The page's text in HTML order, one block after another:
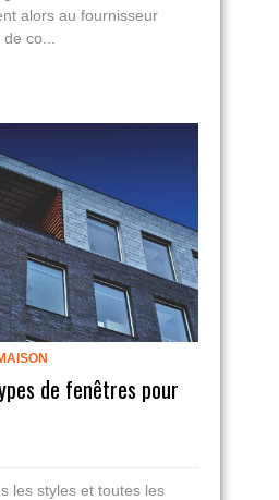
alors au fournisseur
co...
de fenêtres pour
les styles et toutes les